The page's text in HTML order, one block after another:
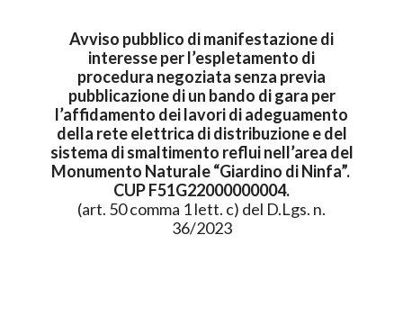
Avviso pubblico di manifestazione di
interesse per l’espletamento di
procedura negoziata senza previa
pubblicazione di un bando di gara per
l’affidamento dei lavori di adeguamento
della rete elettrica di distribuzione e del
sistema di smaltimento reflui nell’area del
Monumento Naturale “Giardino di Ninfa”.
CUP F51G22000000004.
(art. 50 comma 1 lett. c) del D.Lgs. n.
36/2023